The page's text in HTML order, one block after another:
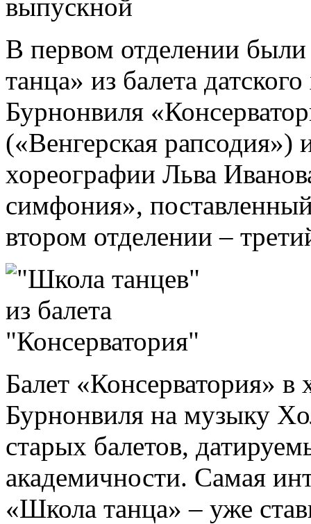
В первом отделении
танца» из балета
Бурнонвиля
(«Венгерская рапсодия»)
хореографии Льва
симфония»,
втором отделении –
Балет «Консерватория» в
Бурнонвиля на музыку
старых балетов,
академичности. Самая
«Школа танца» – уже